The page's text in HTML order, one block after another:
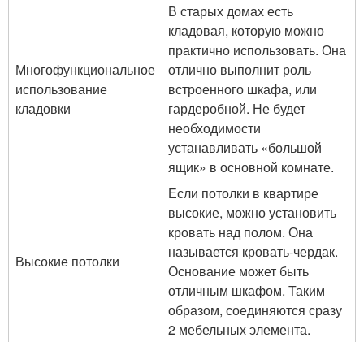
Многофункциональное
использование
кладовки
В старых домах есть
кладовая, которую можно
практично использовать. Она
отлично выполнит роль
встроенного шкафа, или
гардеробной. Не будет
необходимости
устанавливать «большой
ящик» в основной комнате.
Высокие потолки
Если потолки в квартире
высокие, можно установить
кровать над полом. Она
называется кровать-чердак.
Основание может быть
отличным шкафом. Таким
образом, соединяются сразу
2 мебельных элемента.